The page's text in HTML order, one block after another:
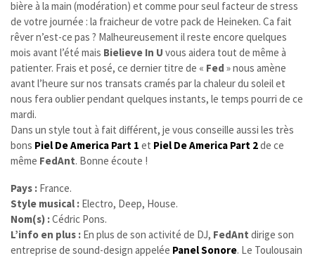
bière à la main (modération) et comme pour seul facteur de stress
de votre journée : la fraicheur de votre pack de Heineken. Ca fait
rêver n’est-ce pas ? Malheureusement il reste encore quelques
mois avant l’été mais Bielieve In U vous aidera tout de même à
patienter. Frais et posé, ce dernier titre de « Fed » nous amène
avant l’heure sur nos transats cramés par la chaleur du soleil et
nous fera oublier pendant quelques instants, le temps pourri de ce
mardi.
Dans un style tout à fait différent, je vous conseille aussi les très
bons Piel De America Part 1 et Piel De America Part 2de ce
même FedAnt. Bonne écoute !
Pays : France.
Style musical : Electro, Deep, House.
Nom(s) :Cédric Pons.
L’info en plus : En plus de son activité de DJ, FedAnt dirige son
entreprise de sound-design appelée Panel Sonore. Le Toulousain